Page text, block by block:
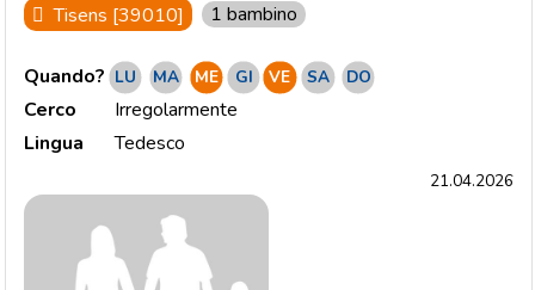
Tisens [39010] 1 bambino
Quando? LU MA ME GI VE SA DO
Cerco
Irregolarmente
Lingua
Tedesco
21.04.2026